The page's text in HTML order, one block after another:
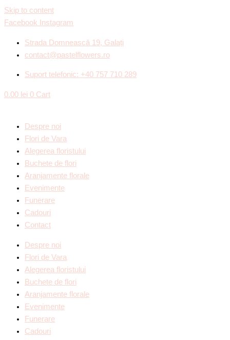
Skip to content
Facebook
Instagram
Strada Domnească 19, Galați
contact@pastelflowers.ro
Suport telefonic: +40 757 710 289
0.00 lei 0 Cart
Despre noi
Flori de Vara
Alegerea floristului
Buchete de flori
Aranjamente florale
Evenimente
Funerare
Cadouri
Contact
Despre noi
Flori de Vara
Alegerea floristului
Buchete de flori
Aranjamente florale
Evenimente
Funerare
Cadouri